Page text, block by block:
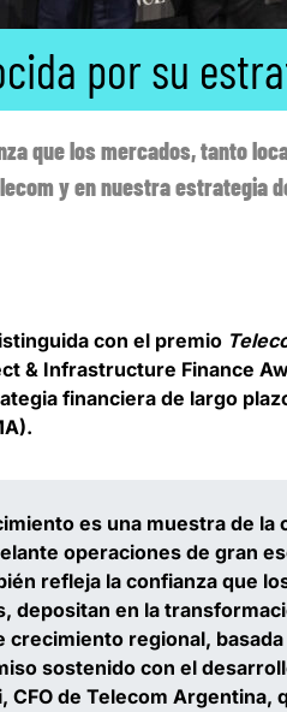
por su
que los mercados, tanto
y en nuestra estrategia
con el premio
& Infrastructure Finance
financiera de largo
es una muestra de la
operaciones de gran
refleja la confianza que
depositan en la
crecimiento regional,
sostenido con el
CFO de Telecom Argentina,